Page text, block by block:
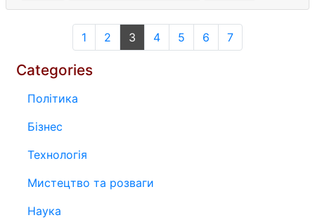
1 2 3 4 5 6 7
Categories
Політика
Бізнес
Технологія
Мистецтво та розваги
Наука